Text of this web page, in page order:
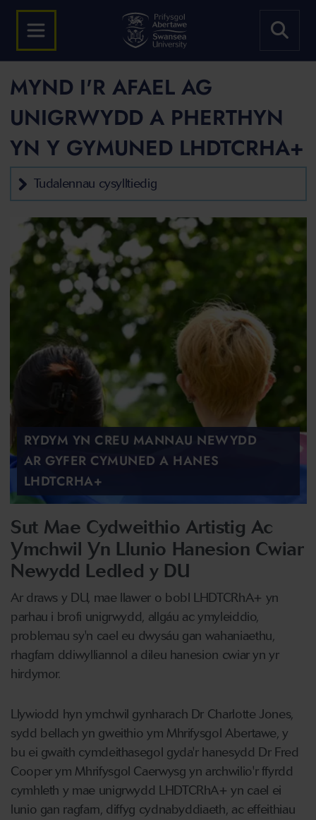
MYND I'R AFAEL AG
UNIGRWYDD A PHERTHYN
YN Y GYMUNED LHDTCRHA+
Tudalennau cysylltiedig
RYDYM YN CREU MANNAU NEWYDD
AR GYFER CYMUNED A HANES
LHDTCRHA+
Sut Mae Cydweithio Artistig Ac
Ymchwil Yn Llunio Hanesion Cwiar
Newydd Ledled y DU
Ar draws y DU, mae llawer o bobl LHDTCRhA+ yn
parhau i brofi unigrwydd, allgáu ac ymyleiddio,
problemau sy'n cael eu dwysáu gan wahaniaethu,
rhagfarn ddiwylliannol a dileu hanesion cwiar yn yr
hirdymor.
Llywiodd hyn ymchwil gynharach Dr Charlotte Jones,
sydd bellach yn gweithio ym Mhrifysgol Abertawe, y
bu ei gwaith cymdeithasegol gyda'r hanesydd Dr Fred
Cooper ym Mhrifysgol Caerwysg yn archwilio'r ffyrdd
cymhleth y mae unigrwydd LHDTCRhA+ yn cael ei
lunio gan ragfarn, diffyg cydnabyddiaeth, ac effeithiau